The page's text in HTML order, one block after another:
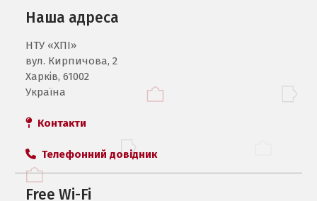
Наша адреса
НТУ «ХПI»
вул. Кирпичова, 2
Харків, 61002
Україна
Контакти
Телефонний довідник
Free Wi-Fi